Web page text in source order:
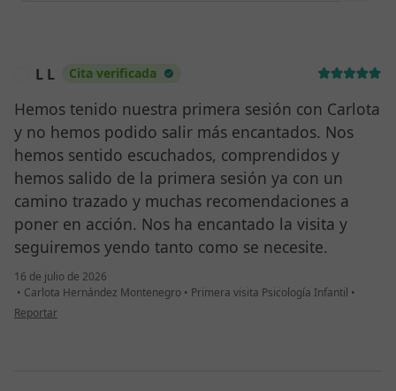
L L Cita verificada
Hemos tenido nuestra primera sesión con Carlota
y no hemos podido salir más encantados. Nos
hemos sentido escuchados, comprendidos y
hemos salido de la primera sesión ya con un
camino trazado y muchas recomendaciones a
poner en acción. Nos ha encantado la visita y
seguiremos yendo tanto como se necesite.
16 de julio de 2026
• Carlota Hernández Montenegro • Primera visita Psicología Infantil •
en opinión del usuario L L
Reportar